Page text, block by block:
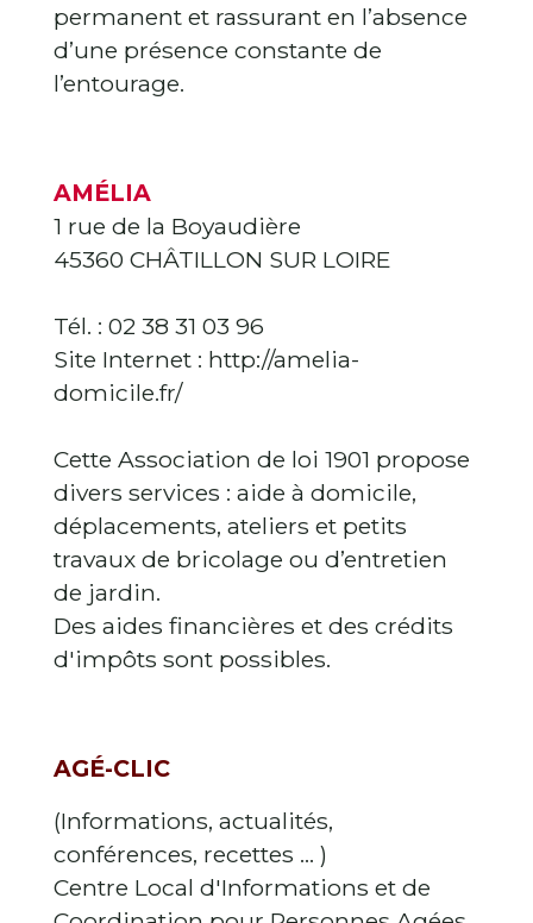
permanent et rassurant en l’absence
d’une présence constante de
l’entourage.
AMÉLIA
1 rue de la Boyaudière
45360 CHÂTILLON SUR LOIRE
Tél. : 02 38 31 03 96
Site Internet : http://amelia-
domicile.fr/
Cette Association de loi 1901 propose
divers services : aide à domicile,
déplacements, ateliers et petits
travaux de bricolage ou d’entretien
de jardin.
Des aides financières et des crédits
d'impôts sont possibles.
AGÉ-CLIC
(Informations, actualités,
conférences, recettes ... )
Centre Local d'Informations et de